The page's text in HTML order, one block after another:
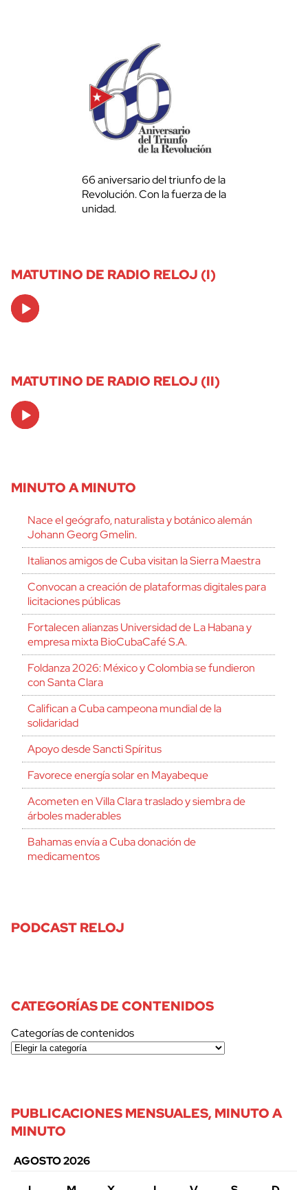
66 aniversario del triunfo de la
Revolución. Con la fuerza de la
unidad.
MATUTINO DE RADIO RELOJ (I)
Audio
Player
MATUTINO DE RADIO RELOJ (II)
Audio
Player
MINUTO A MINUTO
Nace el geógrafo, naturalista y botánico alemán
Johann Georg Gmelin.
Italianos amigos de Cuba visitan la Sierra Maestra
Convocan a creación de plataformas digitales para
licitaciones públicas
Fortalecen alianzas Universidad de La Habana y
empresa mixta BioCubaCafé S.A.
Foldanza 2026: México y Colombia se fundieron
con Santa Clara
Califican a Cuba campeona mundial de la
solidaridad
Apoyo desde Sancti Spíritus
Favorece energía solar en Mayabeque
Acometen en Villa Clara traslado y siembra de
árboles maderables
Bahamas envía a Cuba donación de
medicamentos
PODCAST RELOJ
CATEGORÍAS DE CONTENIDOS
Categorías de contenidos
PUBLICACIONES MENSUALES, MINUTO A
MINUTO
AGOSTO 2026